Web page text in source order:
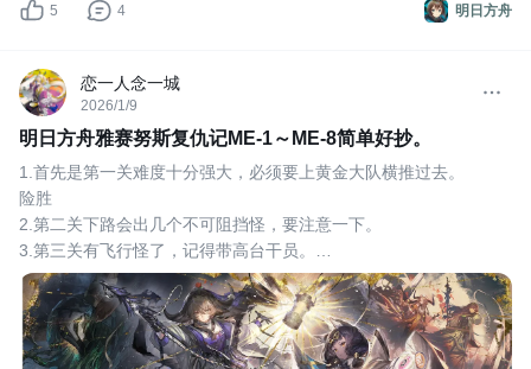
明日方舟
5 4
恋一人念一城
2026/1/9
明日方舟雅赛努斯复仇记ME-1～ME-8简单好抄。
1.首先是第一关难度十分强大，必须要上黄金大队横推过去。
险胜
2.第二关下路会出几个不可阻挡怪，要注意一下。
3.第三关有飞行怪了，记得带高台干员。
4.第四关带跳跃奶还是很关键的，他那个跑车打人很疼，高台基本
坚持不住。
5.第五关这个马头可以承载五个怪而且是不可阻挡，比较肉。
6.第六关把水池都蓄满后很好打，这次M3用处非常大。